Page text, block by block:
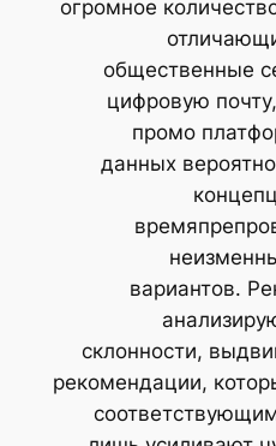
огромное
общественные
цифровую
промо
данных
вариантов.
склонности,
рекомендации,